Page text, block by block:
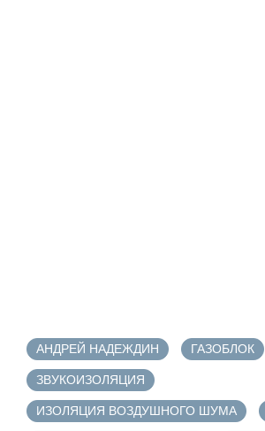
АНДРЕЙ НАДЕЖДИН ГАЗОБЛОК
ЗВУКОИЗОЛЯЦИЯ
ИЗОЛЯЦИЯ ВОЗДУШНОГО ШУМА